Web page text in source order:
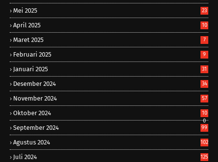
Mei 2025 23
April 2025 10
Maret 2025 7
Februari 2025 9
Januari 2025 31
Desember 2024 34
November 2024 57
Oktober 2024
10
0
September 2024 99
Agustus 2024 102
Juli 2024 125